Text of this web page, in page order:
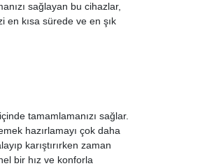
sağlayan bu cihazlar,
en kısa sürede ve en şık
tamamlamanızı sağlar.
hazırlamayı çok daha
karıştırırken zaman
bir hız ve konforla